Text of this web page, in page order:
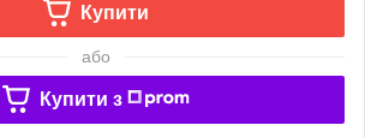
Купити
або
Купити з